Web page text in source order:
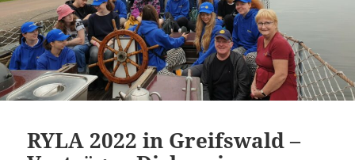
RYLA 2022 in Greifswald –